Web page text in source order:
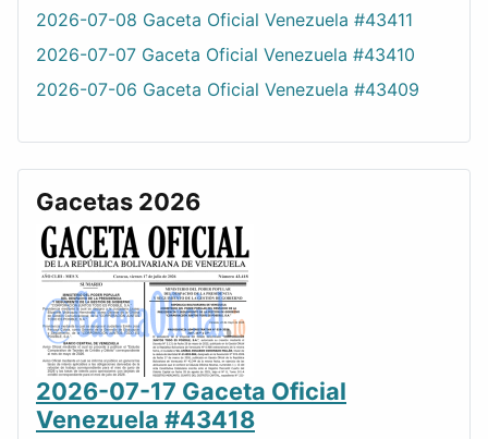
2026-07-08 Gaceta Oficial Venezuela #43411
2026-07-07 Gaceta Oficial Venezuela #43410
2026-07-06 Gaceta Oficial Venezuela #43409
Gacetas 2026
2026-07-17 Gaceta Oficial
Venezuela #43418